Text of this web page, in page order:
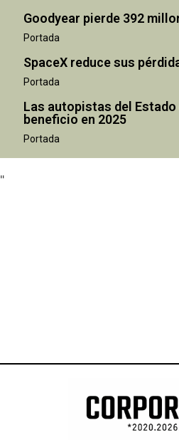
Goodyear pierde 392
Portada
SpaceX reduce sus
Portada
Las autopistas del Estado
beneficio en 2025
Portada
"